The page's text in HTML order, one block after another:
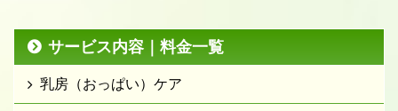
サービス内容｜料金一覧
乳房（おっぱい）ケア